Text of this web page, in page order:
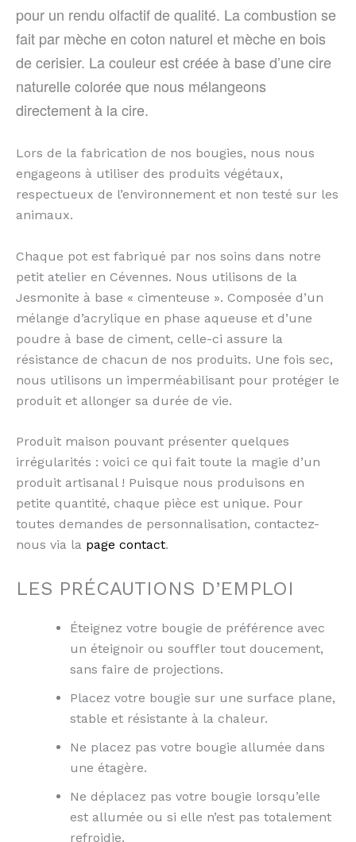
pour un rendu olfactif de qualité. La combustion se
fait par mèche en coton naturel et mèche en bois
de cerisier. La couleur est créée à base d’une cire
naturelle colorée que nous mélangeons
directement à la cire.
Lors de la fabrication de nos bougies, nous nous
engageons à utiliser des produits végétaux,
respectueux de l’environnement et non testé sur les
animaux.
Chaque pot est fabriqué par nos soins dans notre
petit atelier en Cévennes. Nous utilisons de la
Jesmonite à base « cimenteuse ». Composée d’un
mélange d’acrylique en phase aqueuse et d’une
poudre à base de ciment, celle-ci assure la
résistance de chacun de nos produits. Une fois sec,
nous utilisons un imperméabilisant pour protéger le
produit et allonger sa durée de vie.
Produit maison pouvant présenter quelques
irrégularités : voici ce qui fait toute la magie d’un
produit artisanal ! Puisque nous produisons en
petite quantité, chaque pièce est unique. Pour
toutes demandes de personnalisation, contactez-
nous via la page contact.
LES PRÉCAUTIONS D’EMPLOI
Éteignez votre bougie de préférence avec
un éteignoir ou souffler tout doucement,
sans faire de projections.
Placez votre bougie sur une surface plane,
stable et résistante à la chaleur.
Ne placez pas votre bougie allumée dans
une étagère.
Ne déplacez pas votre bougie lorsqu’elle
est allumée ou si elle n’est pas totalement
refroidie.